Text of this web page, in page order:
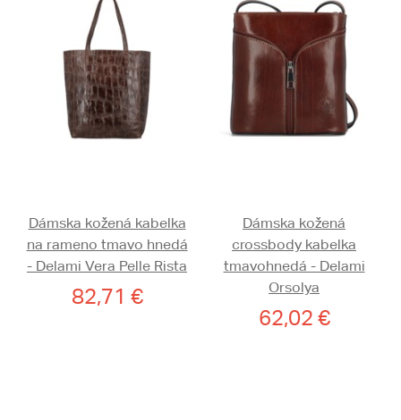
Dámska kožená kabelka
na rameno tmavo hnedá
- Delami Vera Pelle Rista
82,71 €
Dámska kožená
crossbody kabelka
tmavohnedá - Delami
Orsolya
62,02 €